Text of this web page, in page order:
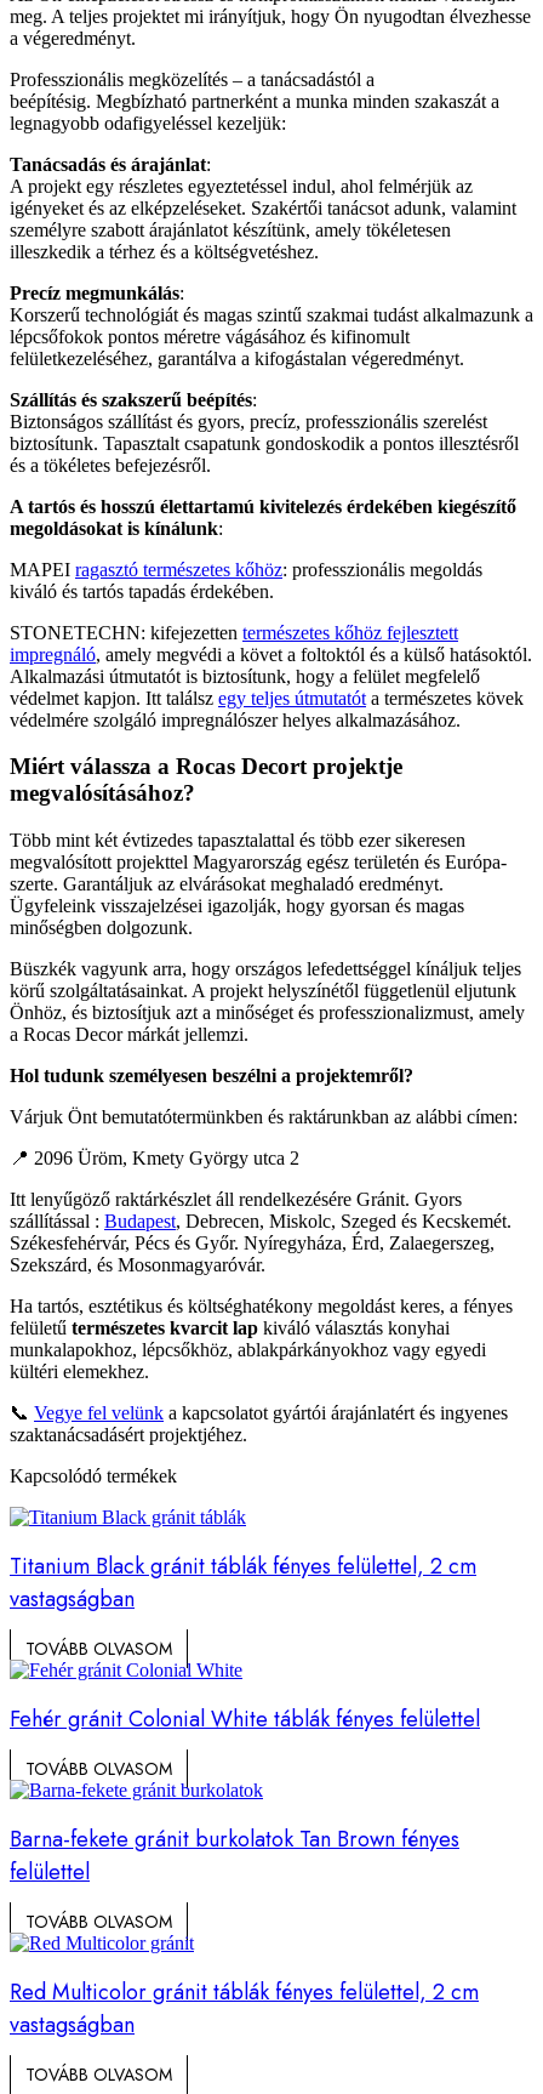
meg. A teljes projektet mi irányítjuk, hogy Ön nyugodtan élvezhesse
a végeredményt.
Professzionális megközelítés – a tanácsadástól a
beépítésig. Megbízható partnerként a munka minden szakaszát a
legnagyobb odafigyeléssel kezeljük:
Tanácsadás és árajánlat:
A projekt egy részletes egyeztetéssel indul, ahol felmérjük az
igényeket és az elképzeléseket. Szakértői tanácsot adunk, valamint
személyre szabott árajánlatot készítünk, amely tökéletesen
illeszkedik a térhez és a költségvetéshez.
Precíz megmunkálás:
Korszerű technológiát és magas szintű szakmai tudást alkalmazunk a
lépcsőfokok pontos méretre vágásához és kifinomult
felületkezeléséhez, garantálva a kifogástalan végeredményt.
Szállítás és szakszerű beépítés:
Biztonságos szállítást és gyors, precíz, professzionális szerelést
biztosítunk. Tapasztalt csapatunk gondoskodik a pontos illesztésről
és a tökéletes befejezésről.
A tartós és hosszú élettartamú kivitelezés érdekében kiegészítő
megoldásokat is kínálunk:
MAPEI ragasztó természetes kőhöz: professzionális megoldás
kiváló és tartós tapadás érdekében.
STONETECHN: kifejezetten természetes kőhöz fejlesztett
impregnáló, amely megvédi a követ a foltoktól és a külső hatásoktól.
Alkalmazási útmutatót is biztosítunk, hogy a felület megfelelő
védelmet kapjon. Itt találsz egy teljes útmutatót a természetes kövek
védelmére szolgáló impregnálószer helyes alkalmazásához.
Miért válassza a Rocas Decort projektje
megvalósításához?
Több mint két évtizedes tapasztalattal és több ezer sikeresen
megvalósított projekttel Magyarország egész területén és Európa-
szerte. Garantáljuk az elvárásokat meghaladó eredményt.
Ügyfeleink visszajelzései igazolják, hogy gyorsan és magas
minőségben dolgozunk.
Büszkék vagyunk arra, hogy országos lefedettséggel kínáljuk teljes
körű szolgáltatásainkat. A projekt helyszínétől függetlenül eljutunk
Önhöz, és biztosítjuk azt a minőséget és professzionalizmust, amely
a Rocas Decor márkát jellemzi.
Hol tudunk személyesen beszélni a projektemről?
Várjuk Önt bemutatótermünkben és raktárunkban az alábbi címen:
📍 2096 Üröm, Kmety György utca 2
Itt lenyűgöző raktárkészlet áll rendelkezésére Gránit. Gyors
szállítással : Budapest, Debrecen, Miskolc, Szeged és Kecskemét.
Székesfehérvár, Pécs és Győr. Nyíregyháza, Érd, Zalaegerszeg,
Szekszárd, és Mosonmagyaróvár.
Ha tartós, esztétikus és költséghatékony megoldást keres, a fényes
felületű természetes kvarcit lap kiváló választás konyhai
munkalapokhoz, lépcsőkhöz, ablakpárkányokhoz vagy egyedi
kültéri elemekhez.
📞 Vegye fel velünk a kapcsolatot gyártói árajánlatért és ingyenes
szaktanácsadásért projektjéhez.
Kapcsolódó termékek
Titanium Black gránit táblák fényes felülettel, 2 cm
vastagságban
TOVÁBB OLVASOM
Fehér gránit Colonial White táblák fényes felülettel
TOVÁBB OLVASOM
Barna-fekete gránit burkolatok Tan Brown fényes
felülettel
TOVÁBB OLVASOM
Red Multicolor gránit táblák fényes felülettel, 2 cm
vastagságban
TOVÁBB OLVASOM